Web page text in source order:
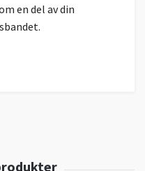
en del av din